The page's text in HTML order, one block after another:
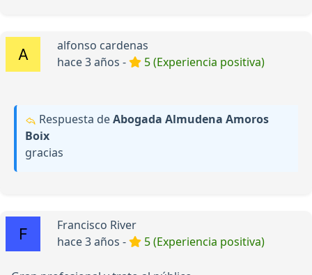
alfonso cardenas
hace 3 años -
5 (Experiencia positiva)
Respuesta deAbogada Almudena Amoros
Boix
gracias
Francisco River
hace 3 años -
5 (Experiencia positiva)